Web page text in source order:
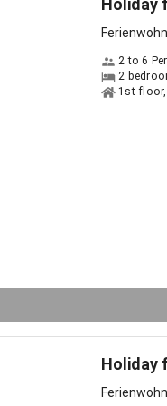
Holiday
2 to 6
2
1st floor,
Holiday